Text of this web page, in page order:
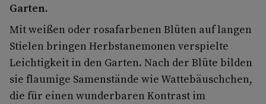
Garten.
Mit weißen oder rosafarbenen Blüten auf langen
Stielen bringen Herbstanemonen verspielte
Leichtigkeit in den Garten. Nach der Blüte bilden
sie flaumige Samenstände wie Wattebäuschchen,
die für einen wunderbaren Kontrast im